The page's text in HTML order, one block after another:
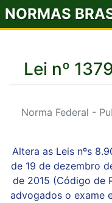
NORMAS
Lei nº
Norma Federal -
Altera as Leis nºs
de 19 de dezembro
de 2015 (Código de
advogados o exame